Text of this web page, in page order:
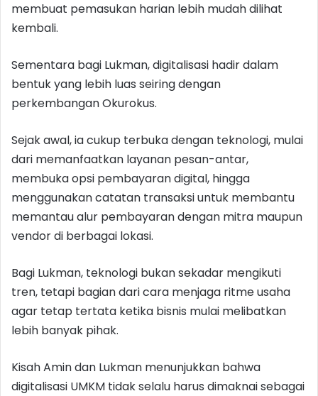
membuat pemasukan harian lebih mudah dilihat
kembali.
Sementara bagi Lukman, digitalisasi hadir dalam
bentuk yang lebih luas seiring dengan
perkembangan Okurokus.
Sejak awal, ia cukup terbuka dengan teknologi, mulai
dari memanfaatkan layanan pesan-antar,
membuka opsi pembayaran digital, hingga
menggunakan catatan transaksi untuk membantu
memantau alur pembayaran dengan mitra maupun
vendor di berbagai lokasi.
Bagi Lukman, teknologi bukan sekadar mengikuti
tren, tetapi bagian dari cara menjaga ritme usaha
agar tetap tertata ketika bisnis mulai melibatkan
lebih banyak pihak.
Kisah Amin dan Lukman menunjukkan bahwa
digitalisasi UMKM tidak selalu harus dimaknai sebagai